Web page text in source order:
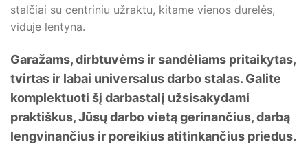
stalčiai su centriniu užraktu, kitame vienos durelės,
viduje lentyna.
Garažams, dirbtuvėms ir sandėliams pritaikytas,
tvirtas ir labai universalus darbo stalas. Galite
komplektuoti šį darbastalį užsisakydami
praktiškus, Jūsų darbo vietą gerinančius, darbą
lengvinančius ir poreikius atitinkančius priedus.